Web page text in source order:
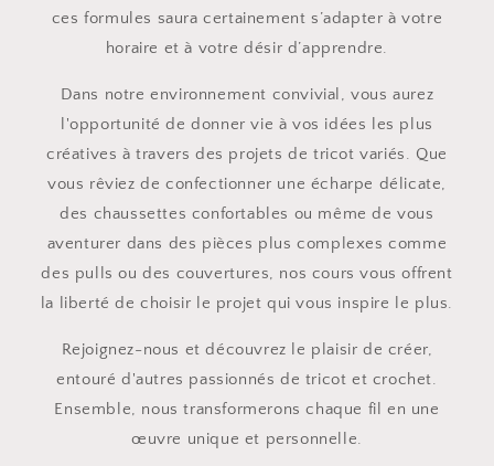
ces formules saura certainement s’adapter à votre
horaire et à votre désir d’apprendre.
Dans notre environnement convivial, vous aurez
l'opportunité de donner vie à vos idées les plus
créatives à travers des projets de tricot variés. Que
vous rêviez de confectionner une écharpe délicate,
des chaussettes confortables ou même de vous
aventurer dans des pièces plus complexes comme
des pulls ou des couvertures, nos cours vous offrent
la liberté de choisir le projet qui vous inspire le plus.
Rejoignez-nous et découvrez le plaisir de créer,
entouré d'autres passionnés de tricot et crochet.
Ensemble, nous transformerons chaque fil en une
œuvre unique et personnelle.